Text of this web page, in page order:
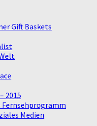
Gift Baskets
2015
Fernsehprogramm
Medien